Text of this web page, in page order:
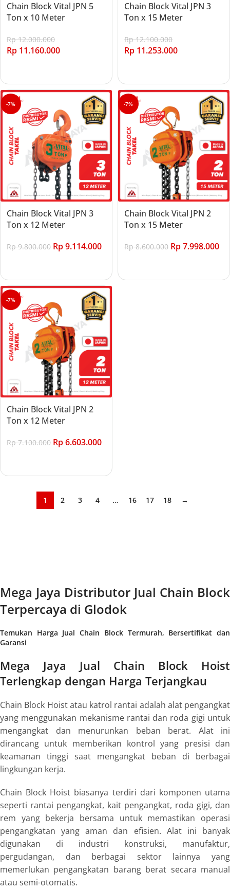
Chain Block Vital JPN 5
Ton x 10 Meter
Rp12.000.000
Rp 11.160.000
Chain Block Vital JPN 3
Ton x 15 Meter
Rp12.100.000
Rp 11.253.000
-7%
Chain Block Vital JPN 3
Ton x 12 Meter
Rp9.800.000 Rp9.114.000
-7%
Chain Block Vital JPN 2
Ton x 15 Meter
Rp8.600.000 Rp7.998.000
-7%
Chain Block Vital JPN 2
Ton x 12 Meter
Rp7.100.000 Rp6.603.000
1 2 3 4 … 16 17 18 →
Mega Jaya Distributor Jual Chain Block
Terpercaya di Glodok
Temukan Harga Jual Chain Block Termurah, Bersertifikat dan
Garansi
Mega Jaya Jual Chain Block Hoist
Terlengkap dengan Harga Terjangkau
Chain Block Hoist atau katrol rantai adalah alat pengangkat
yang menggunakan mekanisme rantai dan roda gigi untuk
mengangkat dan menurunkan beban berat. Alat ini
dirancang untuk memberikan kontrol yang presisi dan
keamanan tinggi saat mengangkat beban di berbagai
lingkungan kerja.
Chain Block Hoist biasanya terdiri dari komponen utama
seperti rantai pengangkat, kait pengangkat, roda gigi, dan
rem yang bekerja bersama untuk memastikan operasi
pengangkatan yang aman dan efisien. Alat ini banyak
digunakan di industri konstruksi, manufaktur,
pergudangan, dan berbagai sektor lainnya yang
memerlukan pengangkatan barang berat secara manual
atau semi-otomatis.